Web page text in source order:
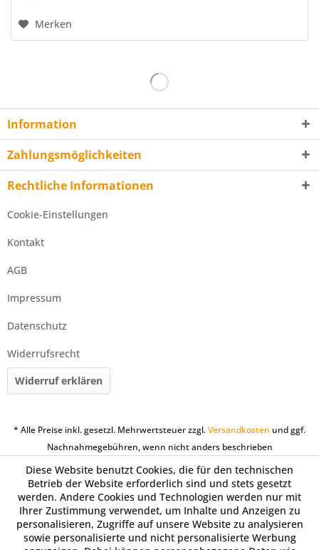
Merken
Information
Zahlungsmöglichkeiten
Rechtliche Informationen
Cookie-Einstellungen
Kontakt
AGB
Impressum
Datenschutz
Widerrufsrecht
Widerruf erklären
* Alle Preise inkl. gesetzl. Mehrwertsteuer zzgl.Versandkosten und ggf.
Nachnahmegebühren, wenn nicht anders beschrieben
Diese Website benutzt Cookies, die für den technischen
Betrieb der Website erforderlich sind und stets gesetzt
werden. Andere Cookies und Technologien werden nur mit
Ihrer Zustimmung verwendet, um Inhalte und Anzeigen zu
personalisieren, Zugriffe auf unsere Website zu analysieren
sowie personalisierte und nicht personalisierte Werbung